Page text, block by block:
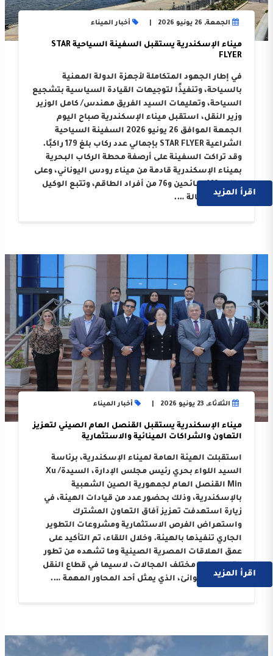
الجمعة, 26 يونيو 2026 أخبار الميناء
ميناء الإسكندرية يستقبل السفينة السياحية STAR
FLYER
في إطار الجهود المتكاملة لأجهزة الدولة المعنية
بالسياحة، وتنفيذًا لتوجيهات القيادة السياسية بتشجيع
السياحة، وتعليمات السيد الفريق مهندس/ كامل الوزير
وزير النقل، استقبل ميناء الإسكندرية صباح اليوم
الجمعة الموافق 26 يونيو 2026 السفينة السياحية
الشراعية STAR FLYER بإجمالي عدد ركاب بلغ 179 راكبًا.
وقد تراكت السفينة على أرصفة محطة الركاب البحرية
بميناء الإسكندرية قادمة من ميناء رودس اليوناني، وعلى
متنها 103 سائحين و76 من أفراد الطاقم، وتتبع الوكيل
الملاحي “وكالة ….
اقرأ المزيد
الثلاثاء, 23 يونيو 2026 أخبار الميناء
ميناء الإسكندرية يستقبل القنصل العام الصيني لتعزيز
التعاون والشراكات المينائية والاستثمارية
استقبلت الهيئة العامة لميناء الإسكندرية، برئاسة
السيد اللواء بحري رئيس مجلس الإدارة، السيدة/ Xu
Min القنصل العام لجمهورية الصين الشعبية
بالإسكندرية، وذلك بحضور عدد من قيادات الهيئة، في
زيارة استهدفت تعزيز آفاق التعاون المشترك
واستعراض الفرص الاستثمارية ومشروعات التطوير
الجاري تنفيذها بالهيئة. وخلال اللقاء، تم التأكيد على
عمق العلاقات المصرية الصينية وما تشهده من تطور
متواصل في مختلف المجالات، لاسيما في قطاع النقل
البحري والموانئ، الذي يمثل أحد المحاور المهمة ….
اقرأ المزيد